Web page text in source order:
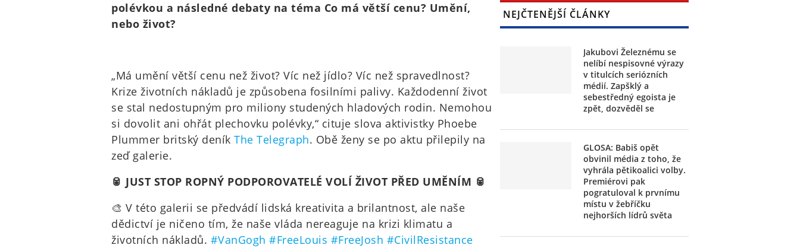
polévkou a následné debaty na téma Co má větší cenu? Umění,
nebo život?
„Má umění větší cenu než život? Víc než jídlo? Víc než spravedlnost?
Krize životních nákladů je způsobena fosilními palivy. Každodenní život
se stal nedostupným pro miliony studených hladových rodin. Nemohou
si dovolit ani ohřát plechovku polévky,“ cituje slova aktivistky Phoebe
Plummer britský deník The Telegraph. Obě ženy se po aktu přilepily na
zeď galerie.
🥫 JUST STOP ROPNÝ PODPOROVATELÉ VOLÍ ŽIVOT PŘED UMĚNÍM 🥫
🎨 V této galerii se předvádí lidská kreativita a brilantnost, ale naše
dědictví je ničeno tím, že naše vláda nereaguje na krizi klimatu a
životních nákladů. #VanGogh #FreeLouis #FreeJosh #CivilResistance
NEJČTENĚJŠÍ ČLÁNKY
Jakubovi Železnému se
nelíbí nespisovné výrazy
v titulcích seriózních
médií. Zapšklý a
sebestředný egoista je
zpět, dozvěděl se
GLOSA: Babiš opět
obvinil média z toho, že
vyhrála pětikoalici volby.
Premiérovi pak
pogratuloval k prvnímu
místu v žebříčku
nejhorších lídrů světa